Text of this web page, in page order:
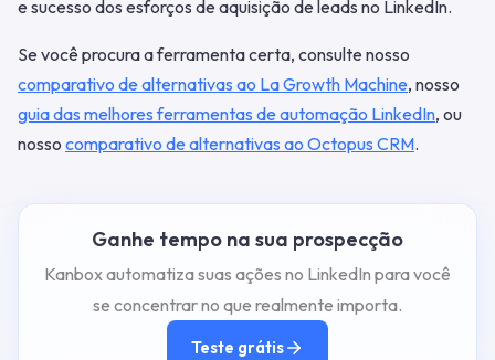
e sucesso dos esforços de aquisição de leads no LinkedIn.
Se você procura a ferramenta certa, consulte nosso
comparativo de alternativas ao La Growth Machine, nosso
guia das melhores ferramentas de automação LinkedIn, ou
nosso comparativo de alternativas ao Octopus CRM.
Ganhe tempo na sua prospecção
Kanbox automatiza suas ações no LinkedIn para você
se concentrar no que realmente importa.
Teste grátis